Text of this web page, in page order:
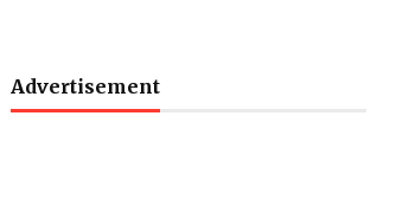
Advertisement